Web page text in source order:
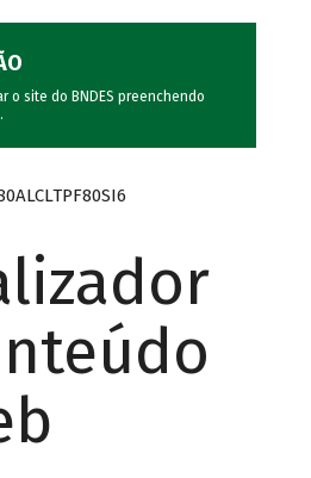
o site do BNDES preenchendo
.